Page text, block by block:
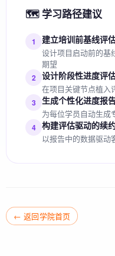
🗺️ 学习路径建议
1 建立培训前基线评
设计项目启动前的基
期望
2 设计阶段性进度评
在项目关键节点植入
3 生成个性化进度报
为每位学员自动生成
4 构建评估驱动的续
以报告中的数据驱动
← 返回学院首页